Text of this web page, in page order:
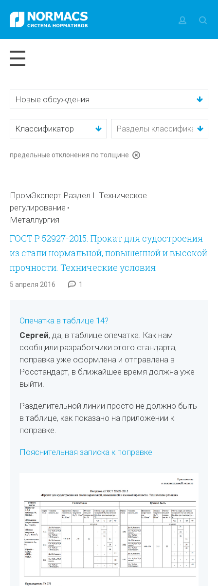
Новые обсуждения
Классификатор
предельные отклонения по толщине
ПромЭксперт Раздел I. Техническое
регулирование
Металлургия
ГОСТ Р 52927-2015. Прокат для судостроения
из стали нормальной, повышенной и высокой
прочности. Технические условия
5 апреля 2016 1
Опечатка в таблице 14?
Сергей, да, в таблице опечатка. Как нам
сообщили разработчики этого стандарта,
поправка уже оформлена и отправлена в
Росстандарт, в ближайшее время должна уже
выйти.
Разделительной линии просто не должно быть
в таблице, как показано на приложении к
поправке.
Пояснительная записка к поправке